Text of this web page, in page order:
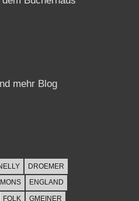
mehr Blog
DROEMER
ENGLAND
FOLK GMEINER